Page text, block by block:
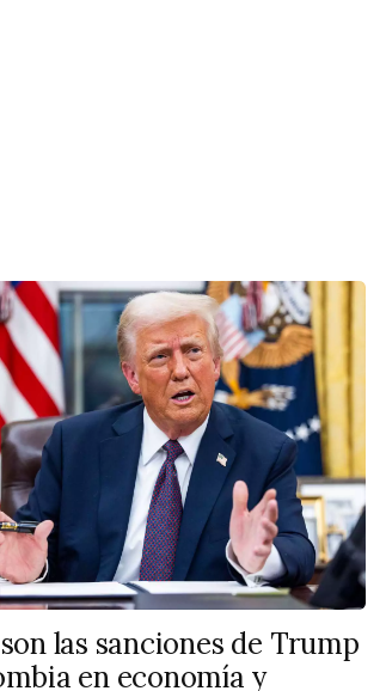
las sanciones de Trump
en economía y